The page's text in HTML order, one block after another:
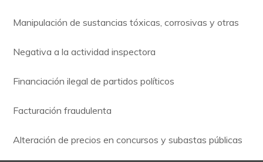
Manipulación de sustancias tóxicas, corrosivas y otras
Negativa a la actividad inspectora
Financiación ilegal de partidos políticos
Facturación fraudulenta
Alteración de precios en concursos y subastas públicas